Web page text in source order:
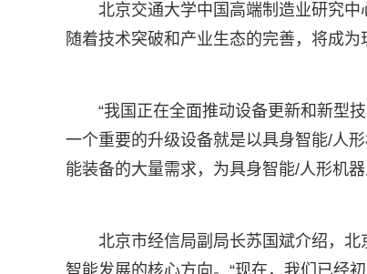
北京交通大学中国高端制造业研究中
随着技术突破和产业生态的完善，将成为
“我国正在全面推动设备更新和新型
一个重要的升级设备就是以具身智能/人
能装备的大量需求，为具身智能/人形机
北京市经信局副局长苏国斌介绍，
智能发展的核心方向。“现在，我们已经